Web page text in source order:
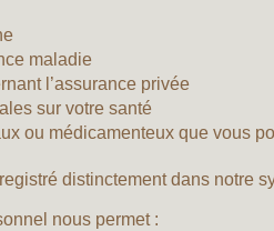
maladie
l’assurance privée
sur votre santé
ou médicamenteux que vous
distinctement dans notre
nous permet :